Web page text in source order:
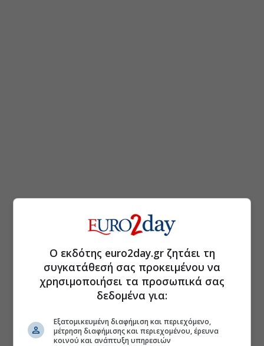
Ο εκδότης euro2day.gr ζητάει τη
συγκατάθεσή σας προκειμένου να
χρησιμοποιήσει τα προσωπικά σας
δεδομένα για:
Εξατομικευμένη διαφήμιση και περιεχόμενο,
μέτρηση διαφήμισης και περιεχομένου, έρευνα
κοινού και ανάπτυξη υπηρεσιών